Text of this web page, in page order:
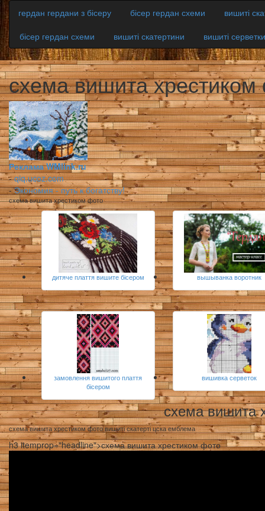
гердан гердани з бісеру бісер гердан схеми
вишиті
бісер гердан схеми
вишиті скатертини вишиті серветки
схема вишита
Реклама WMlink.ru
-qiq.ucoz.com
-Экономия - путь к богатству!
схема вишита хрестиком фото
дитяче плаття вишите бісером вышыванка воротник
замовлення вишитого плаття
бісером
вишивка серветок
схема вишита
схема вишита хрестиком фото вишиті скатерті цска емблема
h3 itemprop="headline">схема вишита хрестиком фото